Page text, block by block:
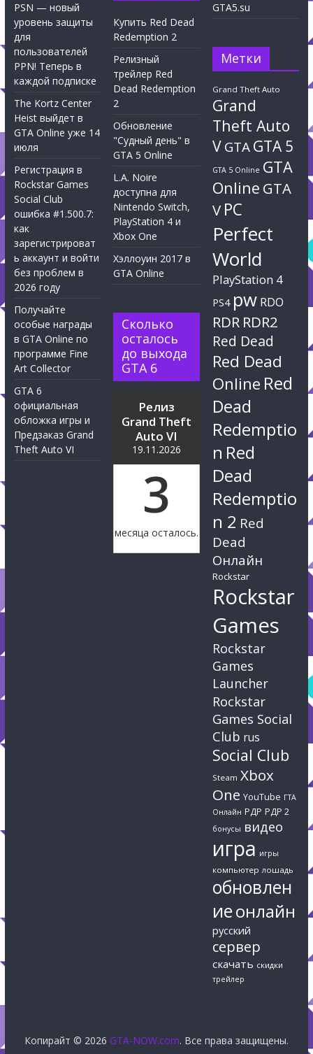
PSN — новый
уровень защиты
для
пользователей
PPN! Теперь в
каждой подписке
The Kortz Center
Heist выйдет в
GTA Online уже 14
июля
Регистрация в
Rockstar Games
Social Club
ошибка #1.500.7:
как
зарегистрироват
ь аккаунт и войти
без проблем в
2026 году
Получайте
особые награды
в GTA Online по
программе Fine
Art Collector
GTA 6
официальная
обложка игры и
Предзаказ Grand
Theft Auto VI
Купить Red Dead
Redemption 2
Релизный
трейлер Red
Dead Redemption
2
Обновление
"Судный день" в
GTA 5 Online
L.A. Noire
доступна для
Nintendo Switch,
PlayStation 4 и
Xbox One
Хэллоуин 2017 в
GTA Online
Сколько
осталось
до выхода
GTA 6
Релиз
Grand Theft
Auto VI
19.11.2026
3
месяца осталось.
GTA5.su
Метки
Grand Theft Auto
Grand
Theft Auto
VGTAGTA 5
GTA 5 Online GTA
Online GTA
V PC
Perfect
World
PlayStation 4
PS4 pw RDO
RDR RDR2
Red Dead
Red Dead
Online Red
Dead
Redemptio
n Red
Dead
Redemptio
n 2 Red
Dead
Онлайн
Rockstar
Rockstar
Games
Rockstar
Games
Launcher
Rockstar
Games Social
Club rus
Social Club
Steam Xbox
One YouTube ГТА
Онлайн РДР РДР 2
бонусы видео
игра игры
компьютер лошадь
обновлен
иеонлайн
русский
сервер
скачать скидки
трейлер
Копирайт © 2026 GTA-NOW.com. Все права защищены.